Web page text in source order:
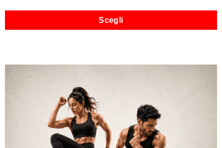
Scegli